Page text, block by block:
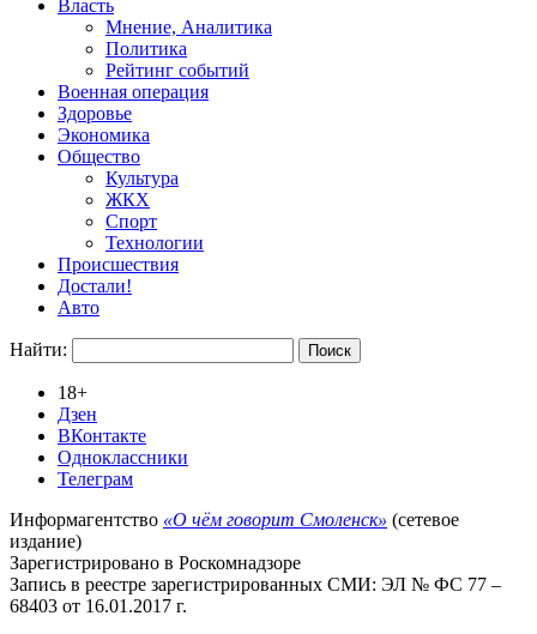
Власть
Мнение, Аналитика
Политика
Рейтинг событий
Военная операция
Здоровье
Экономика
Общество
Культура
ЖКХ
Спорт
Технологии
Происшествия
Достали!
Авто
Найти:
18+
Дзен
ВКонтакте
Одноклассники
Телеграм
Информагентство «О чём говорит Смоленск» (сетевое
издание)
Зарегистрировано в Роскомнадзоре
Запись в реестре зарегистрированных СМИ: ЭЛ № ФС 77 –
68403 от 16.01.2017 г.